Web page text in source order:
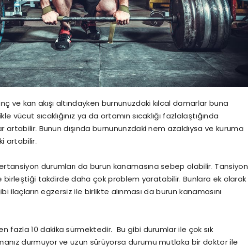
ve kan akışı altındayken burnunuzdaki kılcal damarlar buna
vücut sıcaklığınız ya da ortamın sıcaklığı fazlalaştığında
artabilir. Bunun dışında burnununzdaki nem azaldıysa ve kuruma
artabilir.
durumları da burun kanamasına sebep olabilir. Tansiyon
birleştiği takdirde daha çok problem yaratabilir. Bunlara ek olarak
ilaçların egzersiz ile birlikte alınması da burun kanamasını
fazla 10 dakika sürmektedir. Bu gibi durumlar ile çok sık
durmuyor ve uzun sürüyorsa durumu mutlaka bir doktor ile